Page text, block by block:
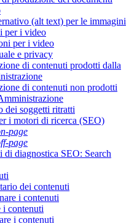
(alt text) per le immagini
per i video
per i video
e privacy
di contenuti prodotti dalla
di contenuti non prodotti
dei soggetti ritratti
i motori di ricerca (SEO)
page
page
di diagnostica SEO: Search
dei contenuti
i contenuti
i contenuti
i contenuti